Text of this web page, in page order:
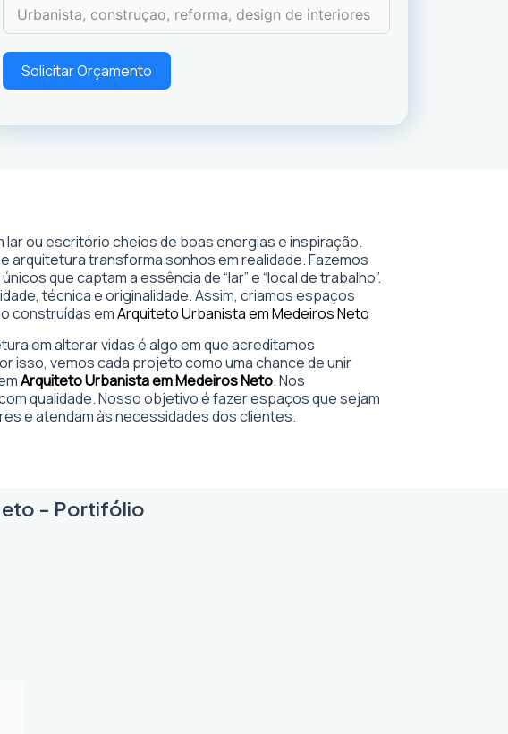
Solicitar Orçamento
lar ou escritório cheios de boas energias e inspiração.
arquitetura transforma sonhos em realidade. Fazemos
que captam a essência de “lar” e “local de trabalho”.
técnica e originalidade. Assim, criamos espaços
construídas emArquiteto Urbanista em Medeiros Neto
em alterar vidas é algo em que acreditamos
isso, vemos cada projeto como uma chance de unir
Arquiteto Urbanista em Medeiros Neto. Nos
qualidade. Nosso objetivo é fazer espaços que sejam
e atendam às necessidades dos clientes.
- Portifólio